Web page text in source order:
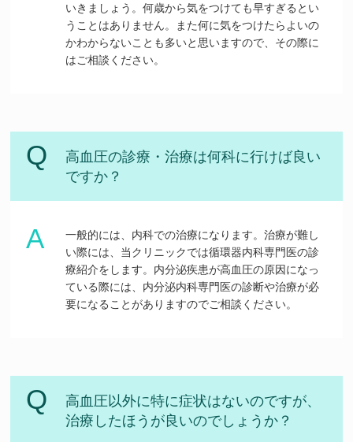
いきましょう。何歳から気をつけても早すぎるとい
うことはありません。また何に気をつけたらよいの
かわからないことも多いと思いますので、その際に
はご相談ください。
高血圧の診療・治療は何科に行けば良い
ですか？
一般的には、内科での治療になります。治療が難し
い際には、当クリニックでは循環器内科専門医の診
療紹介をします。内分泌疾患が高血圧の原因になっ
ている際には、内分泌内科専門医の診断や治療が必
要になることがありますのでご相談ください。
高血圧以外に特に症状はないのですが、
治療したほうが良いのでしょうか？